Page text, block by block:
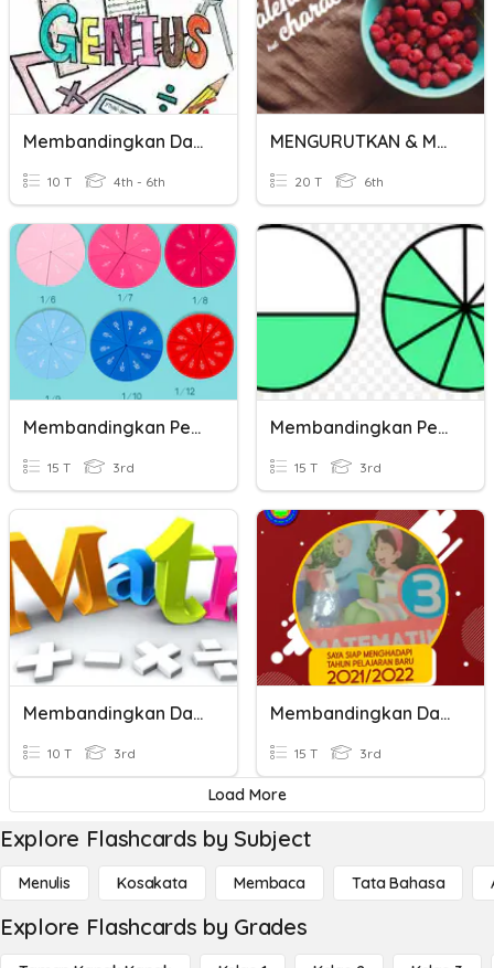
Membandingkan Dan Mengurutkan Pecahan
10 T 4th - 6th
MENGURUTKAN & MEMBANDINGKAN BILANGAN BULAT
20 T 6th
Membandingkan Pecahan
15 T 3rd
Membandingkan Pecahan
15 T 3rd
Membandingkan Dan Mengurutkan Bilangan
10 T 3rd
Membandingkan Dan Mengurutkan Bilangan
15 T 3rd
Load More
Explore Flashcards by Subject
Menulis Kosakata Membaca Tata Bahasa
Explore Flashcards by Grades